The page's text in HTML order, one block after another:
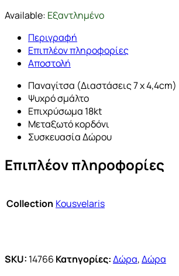
Available: Εξαντλημένο
Περιγραφή
Επιπλέον πληροφορίες
Αποστολή
Παναγίτσα (Διαστάσεις 7 x 4,4cm)
Ψυχρό σμάλτο
Επιχρύσωμα 18kt
Μεταξωτό κορδόνι
Συσκευασία Δώρου
Επιπλέον πληροφορίες
Collection Kousvelaris
SKU: 14766 Κατηγορίες:Δώρα,Δώρα